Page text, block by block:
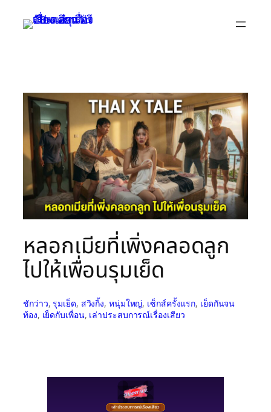
หลอกเมียที่เพิ่งคลอดลูก
ไปให้เพื่อนรุมเย็ด
ชักว่าว, รุมเย็ด, สวิงกิ้ง, หนุ่มใหญ่, เซ็กส์ครั้งแรก, เย็ดกันจน
ท้อง, เย็ดกับเพื่อน, เล่าประสบการณ์เรื่องเสียว